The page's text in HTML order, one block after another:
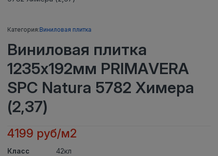
Категория:Виниловая плитка
Виниловая плитка
1235х192мм PRIMAVERA
SPC Natura 5782 Химера
(2,37)
4199 руб/м2
Класс
42кл